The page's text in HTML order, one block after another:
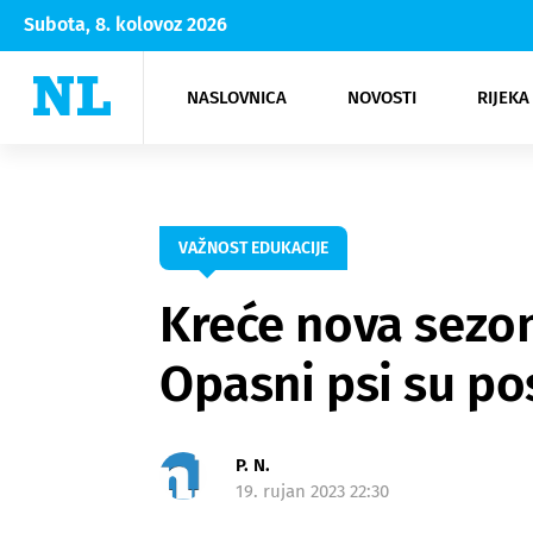
Subota, 8. kolovoz 2026
NASLOVNICA NOVOSTI
Rijeka Opatija
NK
Moda
Kultura
VAŽNOST EDUKACIJE
Kreće nova
Opasni psi su
P. N.
19. rujan 2023 22:30